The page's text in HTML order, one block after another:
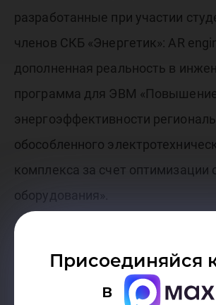
Присоединяйся
в
разработанные при участии
членов СКБ «Энергетик»: AR
дополненная реальность в
программа для ЭВМ
энергоэффективности
обособленного
комплекса за счет оптимизации
оборудования».
возможностями по повышению
безопасности жилого